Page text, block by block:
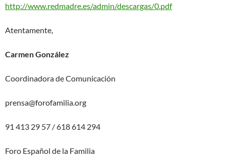
http://www.redmadre.es/admin/descargas/0.pdf
Atentamente,
Carmen González
Coordinadora de Comunicación
prensa@forofamilia.org
91 413 29 57 / 618 614 294
Foro Español de la Familia